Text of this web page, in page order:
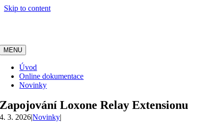
Skip to content
MENU
Úvod
Online dokumentace
Novinky
Zapojování Loxone Relay Extensionu
4. 3. 2026|Novinky|